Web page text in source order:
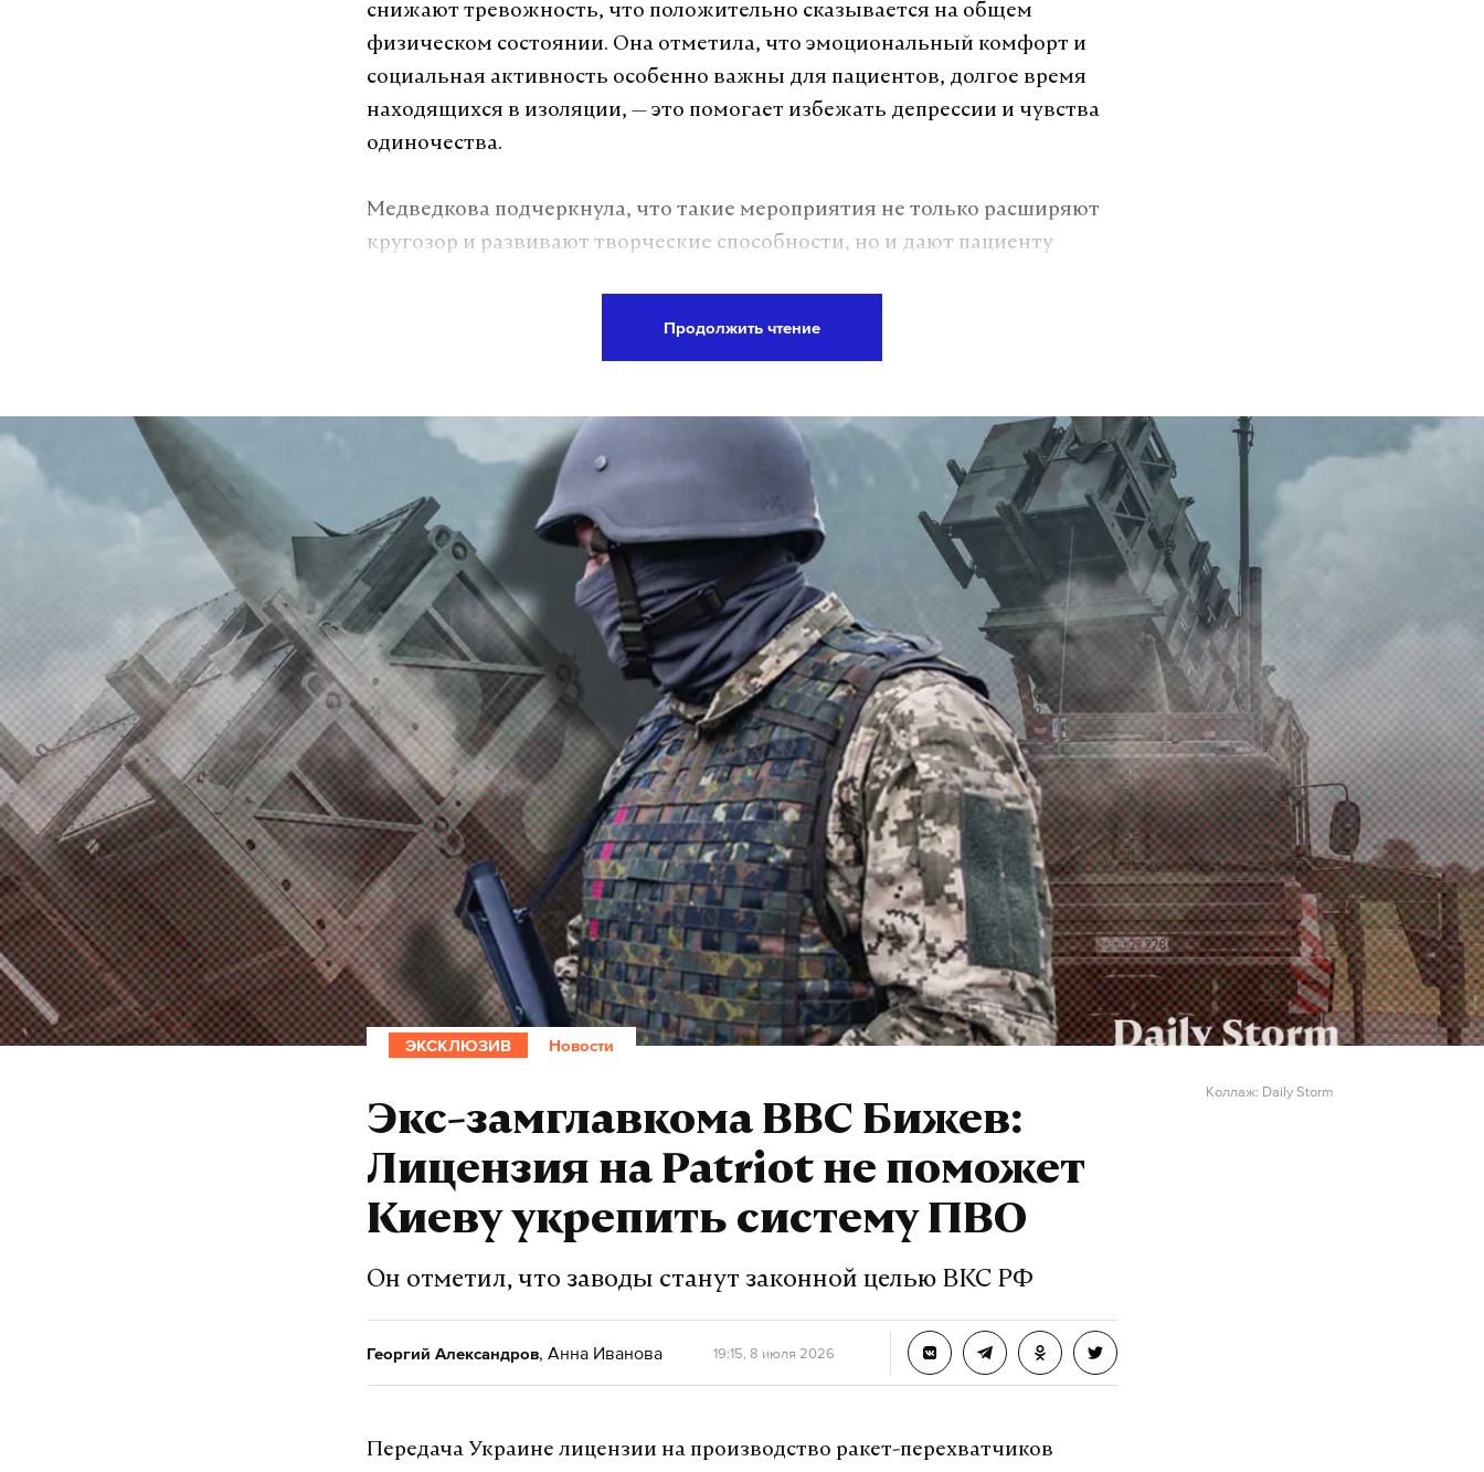
снижают тревожность, что положительно сказывается на общем
физическом состоянии. Она отметила, что эмоциональный комфорт и
социальная активность особенно важны для пациентов, долгое время
находящихся в изоляции, — это помогает избежать депрессии и чувства
одиночества.
Медведкова подчеркнула, что такие мероприятия не только расширяют
кругозор и развивают творческие способности, но и дают пациенту
им на время отвлечься, восстановить силы и сохранить эмпатию к
Она добавила, что современные исследования подтверждают связь
психического и физического здоровья, а создание благоприятной
эмоциональной атмосферы в клиниках становится неотъемлемой
частью комплексного лечения и важным шагом к гуманизации
медицины.
Подпишитесь на Daily Storm вMAX. Он работает там, где тормозит интернет.
А еще мы есть вTelegram,ДзениVK.
Макс Telegram Дзен VK
#москва #искусство медицина
Анна Иванова журналист отдела «undefined»
Продолжить чтение
ЭКСКЛЮЗИВ Новости
Экс-замглавкома ВВС Бижев:
Лицензия на Patriot не поможет
Киеву укрепить систему ПВО
Он отметил, что заводы станут законной целью ВКС РФ
Георгий Александров, Анна Иванова 19:15, 8 июля 2026
Коллаж: Daily Storm
Передача Украине лицензии на производство ракет-перехватчиков